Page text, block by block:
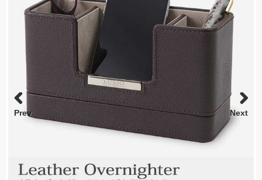
照明
植物
時計
インテリア小物
日用品
ご利用ガイド
Prev Next